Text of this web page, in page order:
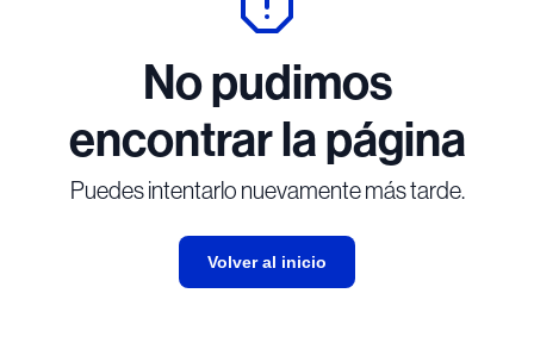
No pudimos
encontrar la página
Puedes intentarlo nuevamente más tarde.
Volver al inicio